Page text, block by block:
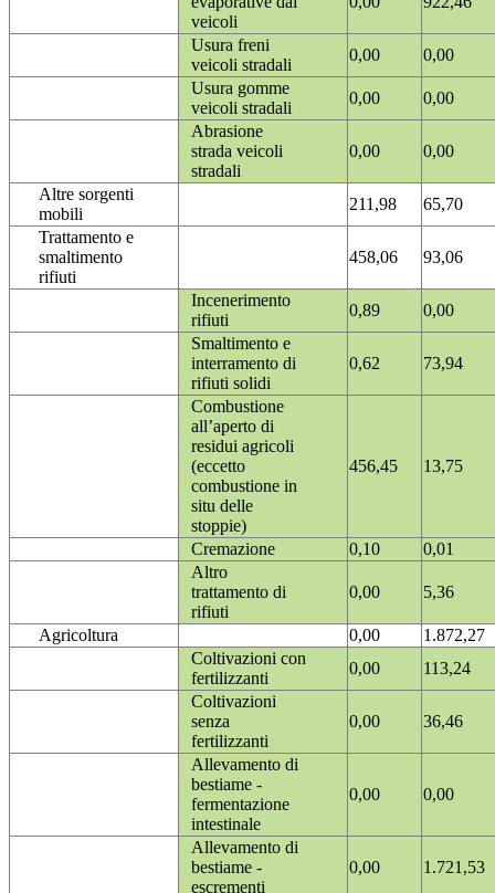
veicoli
Usura freni
veicoli stradali
0,00
0,00
Usura gomme
veicoli stradali
0,00
0,00
Abrasione
strada veicoli
stradali
0,00 0,00
Altre sorgenti
mobili
211,98
65,70
Trattamento e
smaltimento
rifiuti
458,06 93,06
Incenerimento
rifiuti
0,89
0,00
Smaltimento e
interramento di
rifiuti solidi
0,62 73,94
Combustione
all’aperto di
residui agricoli
(eccetto
combustione in
situ delle
stoppie)
456,45 13,75
Cremazione 0,10
0,01
Altro
trattamento di
rifiuti
0,00 5,36
Agricoltura 0,00
1.872,27
Coltivazioni con
fertilizzanti
0,00
113,24
Coltivazioni
senza
fertilizzanti
0,00 36,46
Allevamento di
bestiame -
fermentazione
intestinale
0,00 0,00
Allevamento di
bestiame -
escrementi
0,00 1.721,53